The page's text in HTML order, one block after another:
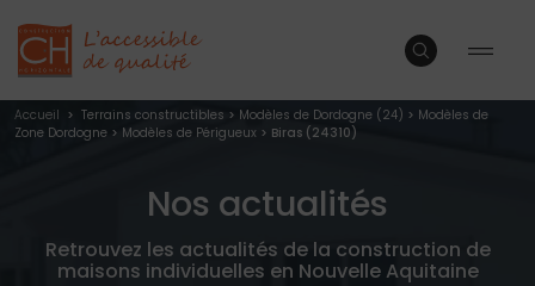
Accueil > Terrains constructibles > Modèles de Dordogne (24) > Modèles de
Zone Dordogne > Modèles de Périgueux > Biras (24310)
Nos actualités
Retrouvez les actualités de la construction de
maisons individuelles en Nouvelle Aquitaine